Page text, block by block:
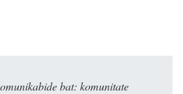
bat: komunitate